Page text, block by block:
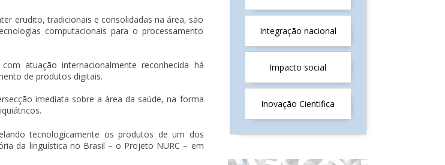
erudito, tradicionais e consolidadas na área, são
computacionais para o processamento
atuação internacionalmente reconhecida há
de produtos digitais.
imediata sobre a área da saúde, na forma
tecnologicamente os produtos de um dos
da linguística no Brasil – o Projeto NURC – em
Integração nacional
Impacto social
Inovação Cientifica